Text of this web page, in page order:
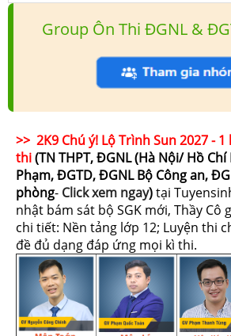
Group Ôn Thi ĐGNL &
>> 2K9 Chú ý! Lộ Trình Sun 2027 -
thi(TN THPT, ĐGNL (Hà Nội/ Hồ
Phạm, ĐGTD, ĐGNL Bộ Công an,
phòng- Click xem ngay)tại
nhật bám sát bộ SGK mới, Thầy Cô
chi tiết: Nền tảng lớp 12; Luyện thi
đề đủ dạng đáp ứng mọi kì thi.